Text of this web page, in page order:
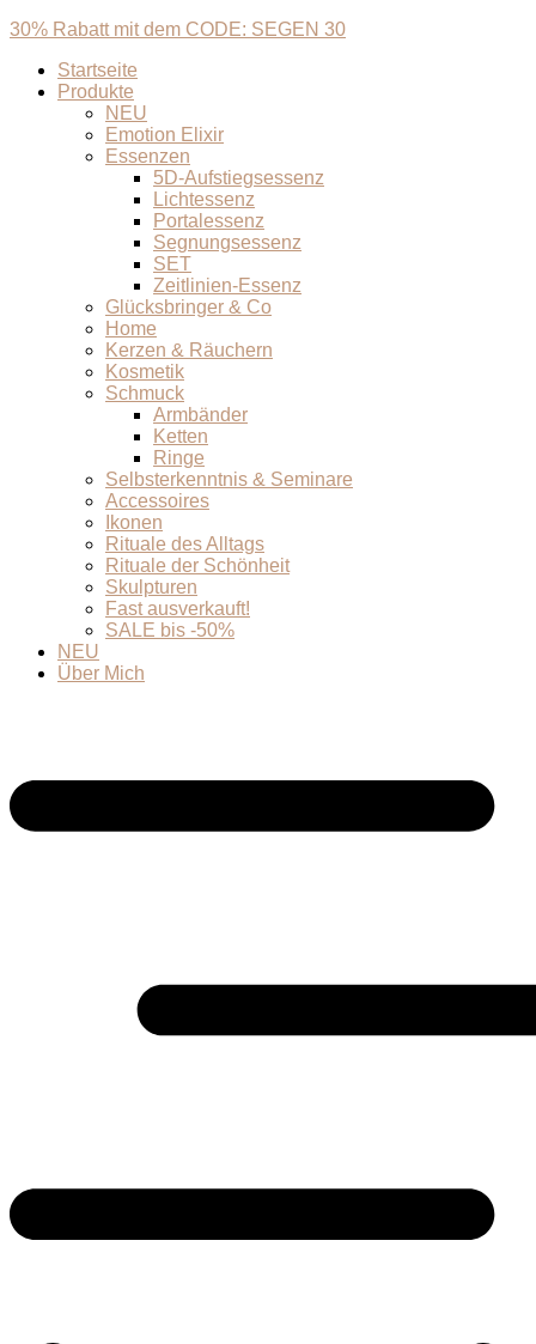
30% Rabatt mit dem CODE: SEGEN 30
Startseite
Produkte
NEU
Emotion Elixir
Essenzen
5D-Aufstiegsessenz
Lichtessenz
Portalessenz
Segnungsessenz
SET
Zeitlinien-Essenz
Glücksbringer & Co
Home
Kerzen & Räuchern
Kosmetik
Schmuck
Armbänder
Ketten
Ringe
Selbsterkenntnis & Seminare
Accessoires
Ikonen
Rituale des Alltags
Rituale der Schönheit
Skulpturen
Fast ausverkauft!
SALE bis -50%
NEU
Über Mich